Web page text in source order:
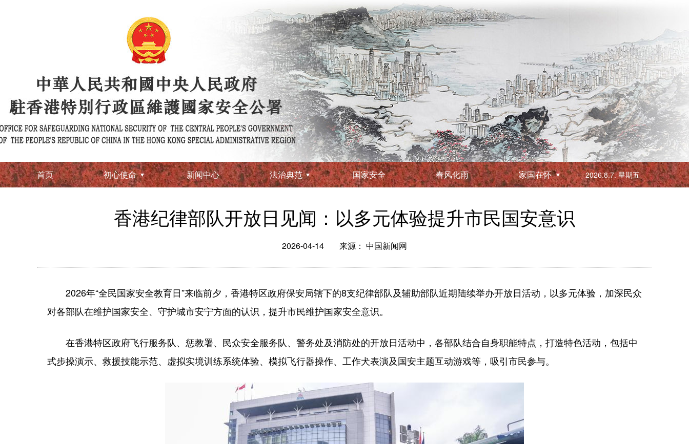
首页 初心使命 新闻中心 法治典范 国家安全 春风化雨 家国在怀 2026.8.7. 星期五
香港纪律部队开放日见闻：以多元体验提升市民国安意识
2026-04-14 来源： 中国新闻网
2026年“全民国家安全教育日”来临前夕，香港特区政府保安局辖下的8支纪律部队及辅助部队近期陆续举办开放日活动，以多元体验，加深民众
对各部队在维护国家安全、守护城市安宁方面的认识，提升市民维护国家安全意识。
在香港特区政府飞行服务队、惩教署、民众安全服务队、警务处及消防处的开放日活动中，各部队结合自身职能特点，打造特色活动，包括中
式步操演示、救援技能示范、虚拟实境训练系统体验、模拟飞行器操作、工作犬表演及国安主题互动游戏等，吸引市民参与。